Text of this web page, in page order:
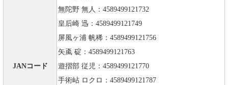
JANコード
無陀野 無人：4589499121732
皇后崎 迅：4589499121749
屏風ヶ浦 帆稀：4589499121756
矢颪 碇：4589499121763
遊摺部 従児：4589499121770
手術岾 ロクロ：4589499121787